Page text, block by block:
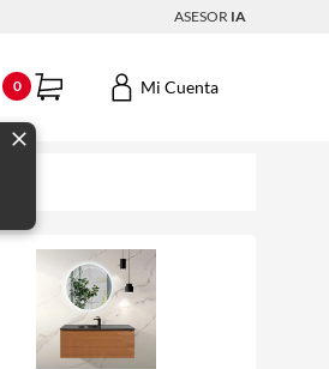
ASESOR IA
0 Mi Cuenta